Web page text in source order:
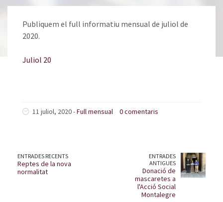
Publiquem el full informatiu mensual de juliol de
2020.
Juliol 20
11 juliol, 2020 -Full mensual 0 comentaris
ENTRADES RECENTS
Reptes de la nova
normalitat
ENTRADES
ANTIGUES
Donació de
mascaretes a
l'Acció Social
Montalegre